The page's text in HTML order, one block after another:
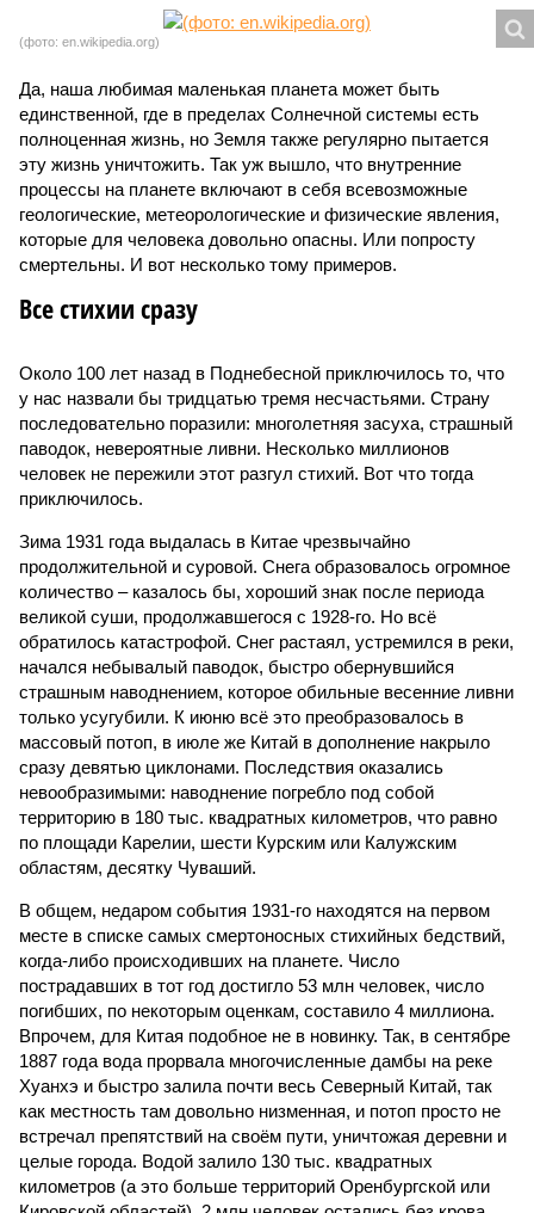
(фото: en.wikipedia.org)
Да, наша любимая маленькая планета может быть
единственной, где в пределах Солнечной системы есть
полноценная жизнь, но Земля также регулярно пытается
эту жизнь уничтожить. Так уж вышло, что внутренние
процессы на планете включают в себя всевозможные
геологические, метеорологические и физические явления,
которые для человека довольно опасны. Или попросту
смертельны. И вот несколько тому примеров.
Все стихии сразу
Около 100 лет назад в Поднебесной приключилось то, что
у нас назвали бы тридцатью тремя несчастьями. Страну
последовательно поразили: многолетняя засуха, страшный
паводок, невероятные ливни. Несколько миллионов
человек не пережили этот разгул стихий. Вот что тогда
приключилось.
Зима 1931 года выдалась в Китае чрезвычайно
продолжительной и суровой. Снега образовалось огромное
количество – казалось бы, хороший знак после периода
великой суши, продолжавшегося с 1928-го. Но всё
обратилось катастрофой. Снег растаял, устремился в реки,
начался небывалый паводок, быстро обернувшийся
страшным наводнением, которое обильные весенние ливни
только усугубили. К июню всё это преобразовалось в
массовый потоп, в июле же Китай в дополнение накрыло
сразу девятью циклонами. Последствия оказались
невообразимыми: наводнение погребло под собой
территорию в 180 тыс. квадратных километров, что равно
по площади Карелии, шести Курским или Калужским
областям, десятку Чуваший.
В общем, недаром события 1931-го находятся на первом
месте в списке самых смертоносных стихийных бедствий,
когда-либо происходивших на планете. Число
пострадавших в тот год достигло 53 млн человек, число
погибших, по некоторым оценкам, составило 4 миллиона.
Впрочем, для Китая подобное не в новинку. Так, в сентябре
1887 года вода прорвала многочисленные дамбы на реке
Хуанхэ и быстро залила почти весь Северный Китай, так
как местность там довольно низменная, и потоп просто не
встречал препятствий на своём пути, уничтожая деревни и
целые города. Водой залило 130 тыс. квадратных
километров (а это больше территорий Оренбургской или